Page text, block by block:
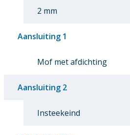
2 mm
Aansluiting 1
Mof met afdichting
Aansluiting 2
Insteekeind